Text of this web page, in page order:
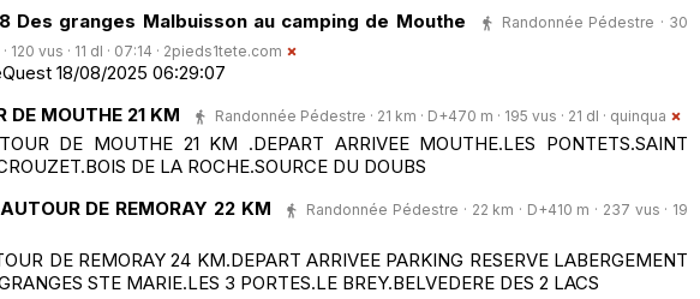
Des granges Malbuisson au camping de Mouthe
Randonnée Pédestre · 30
120 vus · 11 dl · 07:14 · 2pieds1tete.com
18/08/2025 06:29:07
DE MOUTHE 21 KM
Randonnée Pédestre · 21 km · D+470 m · 195 vus · 21 dl · quinqua
DE MOUTHE 21 KM .DEPART ARRIVEE MOUTHE.LES PONTETS.SAINT
DE LA ROCHE.SOURCE DU DOUBS
DE REMORAY 22 KM
Randonnée Pédestre · 22 km · D+410 m · 237 vus · 19
DE REMORAY 24 KM.DEPART ARRIVEE PARKING RESERVE LABERGEMENT
STE MARIE.LES 3 PORTES.LE BREY.BELVEDERE DES 2 LACS